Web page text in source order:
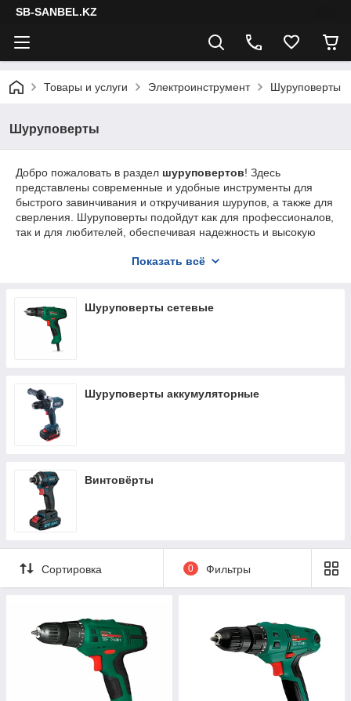
SB-SANBEL.KZ
Товары и услуги Электроинструмент Шуруповерты
Шуруповерты
Добро пожаловать в раздел шуруповертов! Здесь
представлены современные и удобные инструменты для
быстрого завинчивания и откручивания шурупов, а также для
сверления. Шуруповерты подойдут как для профессионалов,
так и для любителей, обеспечивая надежность и высокую
Показать всё
Шуруповерты сетевые
Шуруповерты аккумуляторные
Винтовёрты
Сортировка 0 Фильтры